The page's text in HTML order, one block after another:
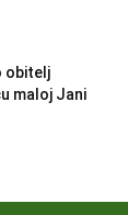
obitelj
maloj Jani